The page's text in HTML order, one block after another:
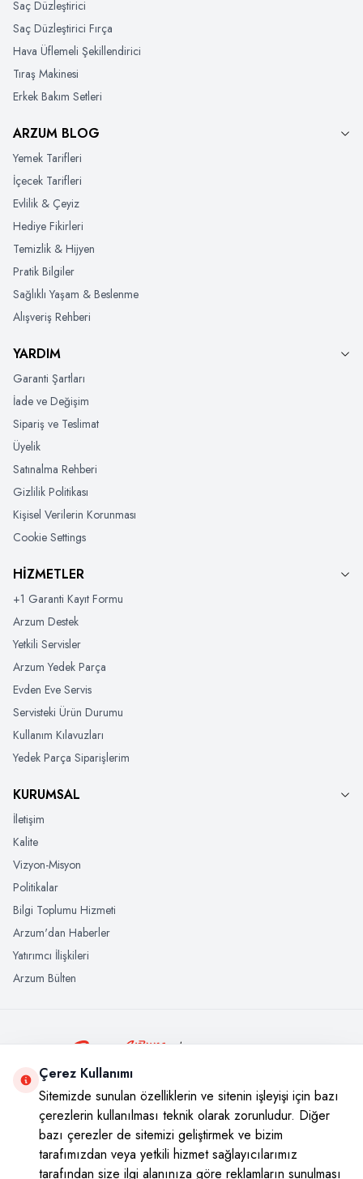
Saç Düzleştirici
Saç Düzleştirici Fırça
Hava Üflemeli Şekillendirici
Tıraş Makinesi
Erkek Bakım Setleri
ARZUM BLOG
Yemek Tarifleri
İçecek Tarifleri
Evlilik & Çeyiz
Hediye Fikirleri
Temizlik & Hijyen
Pratik Bilgiler
Sağlıklı Yaşam & Beslenme
Alışveriş Rehberi
YARDIM
Garanti Şartları
İade ve Değişim
Sipariş ve Teslimat
Üyelik
Satınalma Rehberi
Gizlilik Politikası
Kişisel Verilerin Korunması
Cookie Settings
HİZMETLER
+1 Garanti Kayıt Formu
Arzum Destek
Yetkili Servisler
Arzum Yedek Parça
Evden Eve Servis
Servisteki Ürün Durumu
Kullanım Kılavuzları
Yedek Parça Siparişlerim
KURUMSAL
İletişim
Kalite
Vizyon-Misyon
Politikalar
Bilgi Toplumu Hizmeti
Arzum'dan Haberler
Yatırımcı İlişkileri
Arzum Bülten
Tek tıkla her yerde, ister web sitesi üzerinde ister WharsApp’tan
Sosyal Medya
Çerez Kullanımı
Sitemizde sunulan özelliklerin ve sitenin işleyişi için bazı
çerezlerin kullanılması teknik olarak zorunludur. Diğer
bazı çerezler de sitemizi geliştirmek ve bizim
tarafımızdan veya yetkili hizmet sağlayıcılarımız
tarafından size ilgi alanınıza göre reklamların sunulması